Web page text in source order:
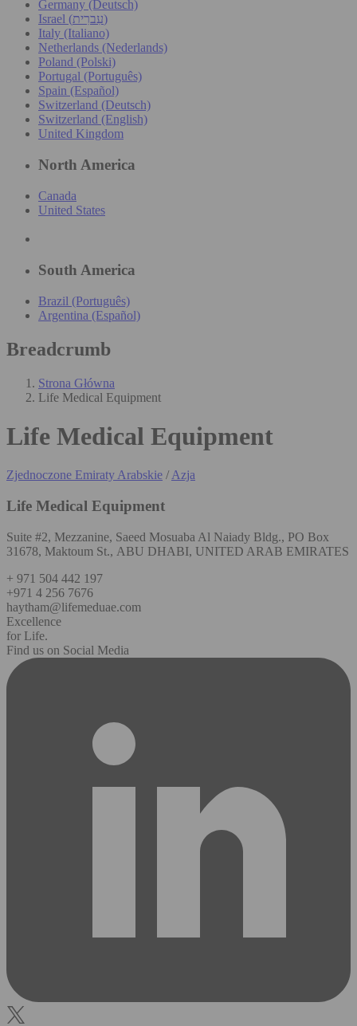
Germany (Deutsch)
Israel (עִברִית)
Italy (Italiano)
Netherlands (Nederlands)
Poland (Polski)
Portugal (Português)
Spain (Español)
Switzerland (Deutsch)
Switzerland (English)
United Kingdom
North America
Canada
United States
South America
Brazil (Português)
Argentina (Español)
Breadcrumb
Strona Główna
Life Medical Equipment
Life Medical Equipment
Zjednoczone Emiraty Arabskie /Azja
Life Medical Equipment
Suite #2, Mezzanine, Saeed Mosuaba Al Naiady Bldg., PO Box
31678, Maktoum St., ABU DHABI, UNITED ARAB EMIRATES
+ 971 504 442 197
+971 4 256 7676
haytham@lifemeduae.com
Excellence
for Life.
Find us on Social Media